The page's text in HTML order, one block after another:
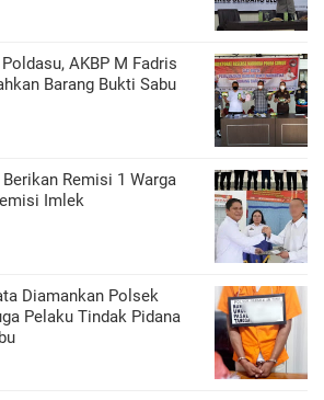
AKBP M Fadris
Barang Bukti Sabu
Remisi 1 Warga
Imlek
Diamankan Polsek
Pelaku Tindak Pidana